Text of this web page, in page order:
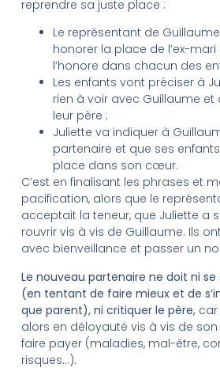
reprendre sa juste place :
Le représentant de
honorer la place de l’ex-mari
l’honore dans chacun des
Les enfants vont préciser à
rien à voir avec Guillaume et
leur père ;
Juliette va indiquer à
partenaire et que ses
place dans son cœur.
C’est en finalisant les phrases et
pacification, alors que le
acceptait la teneur, que Juliette a
rouvrir vis à vis de Guillaume. Ils
avec bienveillance et passer un
Le nouveau partenaire ne doit ni
(en tentant de faire mieux et de
que parent), ni critiquer le père,car
alors en déloyauté vis à vis de
faire payer (maladies, mal-être,
risques…).